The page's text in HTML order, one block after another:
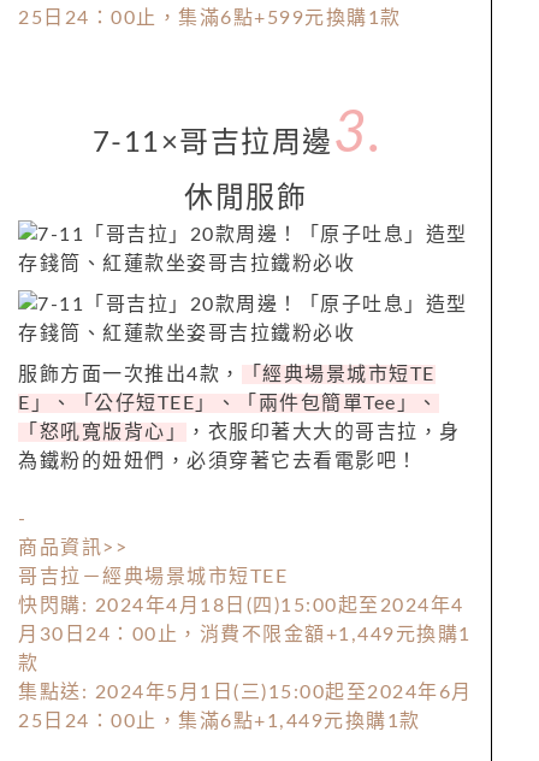
25日24：00止，集滿6點+599元換購1款
7-11×哥吉拉周邊 3.
休閒服飾
服飾方面一次推出4款，
「經典場景城市短TE
E」、「公仔短TEE」、「兩件包簡單Tee」、
「怒吼寬版背心」
，衣服印著大大的哥吉拉，身
為鐵粉的妞妞們，必須穿著它去看電影吧！
-
商品資訊>>
哥吉拉－經典場景城市短TEE
快閃購: 2024年4月18日(四)15:00起至2024年4
月30日24：00止，消費不限金額+1,449元換購1
款
集點送: 2024年5月1日(三)15:00起至2024年6月
25日24：00止，集滿6點+1,449元換購1款